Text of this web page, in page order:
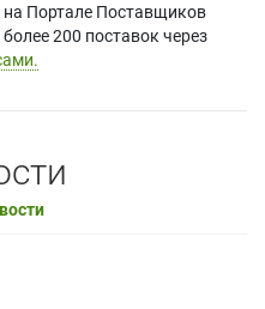
Портале Поставщиков
200 поставок через